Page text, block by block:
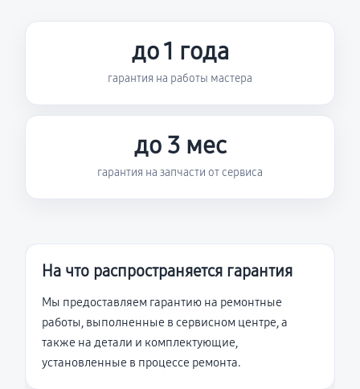
до 1 года
гарантия на работы мастера
до 3 мес
гарантия на запчасти от сервиса
На что распространяется гарантия
Мы предоставляем гарантию на ремонтные
работы, выполненные в сервисном центре, а
также на детали и комплектующие,
установленные в процессе ремонта.